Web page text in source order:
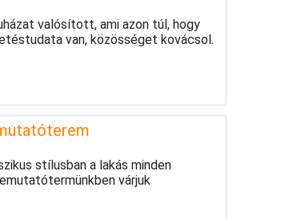
valósított, ami azon túl, hogy
van, közösséget kovácsol.
stílusban a lakás minden
várjuk